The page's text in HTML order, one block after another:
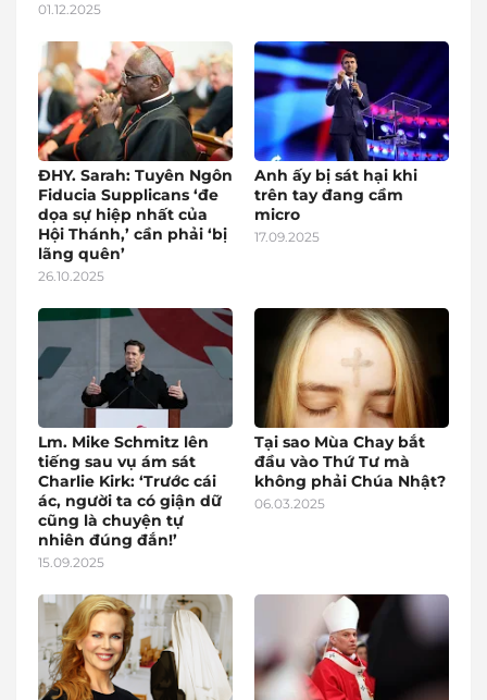
01.12.2025
ĐHY. Sarah: Tuyên Ngôn
Fiducia Supplicans ‘đe
dọa sự hiệp nhất của
Hội Thánh,’ cần phải ‘bị
lãng quên’
26.10.2025
Anh ấy bị sát hại khi
trên tay đang cầm
micro
17.09.2025
Lm. Mike Schmitz lên
tiếng sau vụ ám sát
Charlie Kirk: ‘Trước cái
ác, người ta có giận dữ
cũng là chuyện tự
nhiên đúng đắn!’
15.09.2025
Tại sao Mùa Chay bắt
đầu vào Thứ Tư mà
không phải Chúa Nhật?
06.03.2025